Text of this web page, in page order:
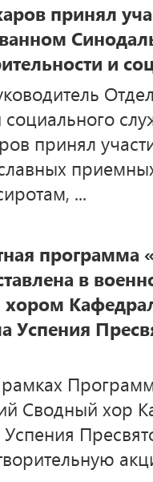
принял
и
социального
принял
...
программа
в
Успения
Сводный хор